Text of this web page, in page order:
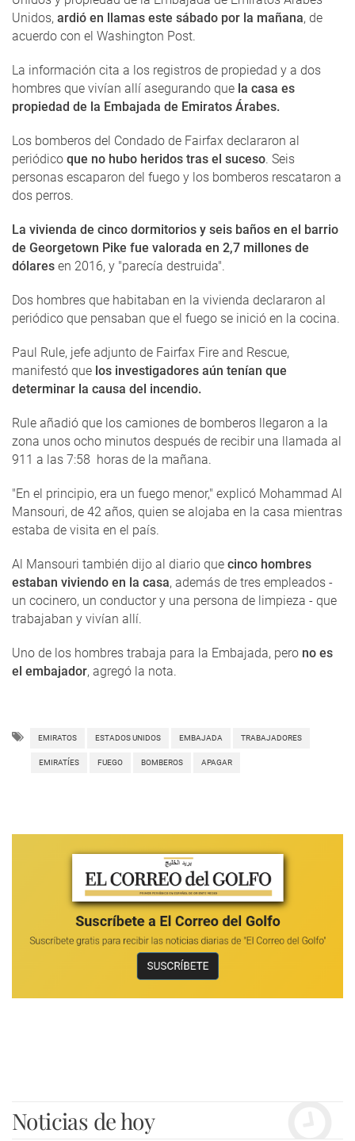
Unidos, ardió en llamas este sábado por la mañana, de
acuerdo con el Washington Post.
La información cita a los registros de propiedad y a dos
hombres que vivían allí asegurando que la casa es
propiedad de la Embajada de Emiratos Árabes.
Los bomberos del Condado de Fairfax declararon al
periódico que no hubo heridos tras el suceso. Seis
personas escaparon del fuego y los bomberos rescataron a
dos perros.
La vivienda de cinco dormitorios y seis baños en el barrio
de Georgetown Pike fue valorada en 2,7 millones de
dólares en 2016, y "parecía destruida".
Dos hombres que habitaban en la vivienda declararon al
periódico que pensaban que el fuego se inició en la cocina.
Paul Rule, jefe adjunto de Fairfax Fire and Rescue,
manifestó que los investigadores aún tenían que
determinar la causa del incendio.
Rule añadió que los camiones de bomberos llegaron a la
zona unos ocho minutos después de recibir una llamada al
911 a las 7:58 horas de la mañana.
"En el principio, era un fuego menor," explicó Mohammad Al
Mansouri, de 42 años, quien se alojaba en la casa mientras
estaba de visita en el país.
Al Mansouri también dijo al diario que cinco hombres
estaban viviendo en la casa, además de tres empleados -
un cocinero, un conductor y una persona de limpieza - que
trabajaban y vivían allí.
Uno de los hombres trabaja para la Embajada, pero no es
el embajador, agregó la nota.
EMIRATOS ESTADOS UNIDOS EMBAJADA TRABAJADORES
EMIRATÍES FUEGO BOMBEROS APAGAR
Noticias de hoy